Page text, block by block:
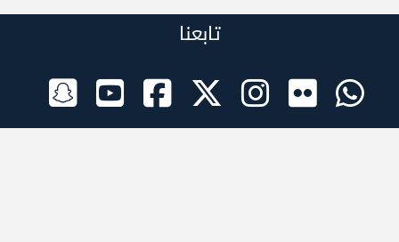
تابعنا